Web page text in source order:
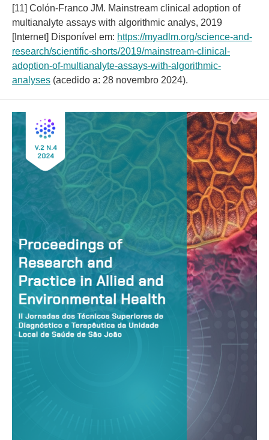
[11] Colón-Franco JM. Mainstream clinical adoption of
multianalyte assays with algorithmic analys, 2019
[Internet] Disponível em: https://myadlm.org/science-and-
research/scientific-shorts/2019/mainstream-clinical-
adoption-of-multianalyte-assays-with-algorithmic-
analyses(acedido a: 28 novembro 2024).